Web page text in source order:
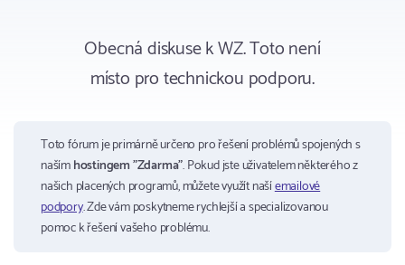
Obecná diskuse k WZ. Toto není
místo pro technickou podporu.
Toto fórum je primárně určeno pro řešení problémů spojených s
našímhostingem "Zdarma". Pokud jste uživatelem některého z
našich placených programů, můžete využít našíemailové
podpory. Zde vám poskytneme rychlejší a specializovanou
pomoc k řešení vašeho problému.